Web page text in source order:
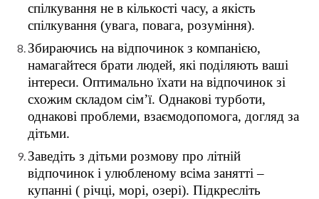
спілкування не в кількості часу, а якість
спілкування (увага, повага, розуміння).
Збираючись на відпочинок з компанією,
намагайтеся брати людей, які поділяють ваші
інтереси. Оптимально їхати на відпочинок зі
схожим складом сім’ї. Однакові турботи,
однакові проблеми, взаємодопомога, догляд за
дітьми.
Заведіть з дітьми розмову про літній
відпочинок і улюбленому всіма занятті –
купанні ( річці, морі, озері). Підкресліть